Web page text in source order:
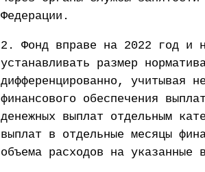
Федерации.
2. Фонд вправе на 2022 год и
устанавливать размер
дифференцированно, учитывая
финансового обеспечения
денежных выплат отдельным
выплат в отдельные месяцы
объема расходов на указанные